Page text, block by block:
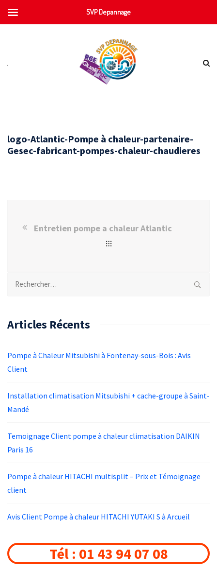
logo-Atlantic-Pompe à chaleur-partenaire-
Gesec-fabricant-pompes-chaleur-chaudieres
Entretien pompe a chaleur Atlantic
Rechercher :
Articles Récents
Pompe à Chaleur Mitsubishi à Fontenay-sous-Bois : Avis
Client
Installation climatisation Mitsubishi + cache-groupe à Saint-
Mandé
Temoignage Client pompe à chaleur climatisation DAIKIN
Paris 16
Pompe à chaleur HITACHI multisplit – Prix et Témoignage
client
Avis Client Pompe à chaleur HITACHI YUTAKI S à Arcueil
Tél : 01 43 94 07 08
SVP Depannage